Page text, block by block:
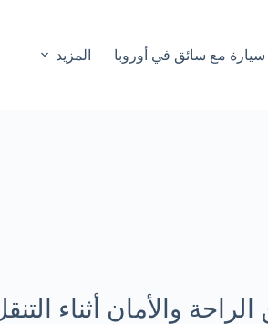
سيارة مع سائق في أوروبا المزيد
والأمان أثناء